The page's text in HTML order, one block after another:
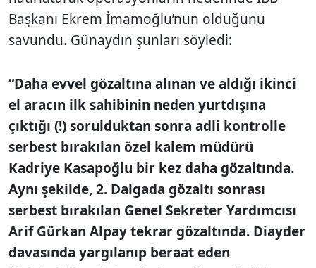
Başkanı Ekrem İmamoğlu’nun olduğunu
savundu. Günaydın şunları söyledi:
“Daha evvel gözaltına alınan ve aldığı ikinci
el aracın ilk sahibinin neden yurtdışına
çıktığı (!) sorulduktan sonra adli kontrolle
serbest bırakılan özel kalem müdürü
Kadriye Kasapoğlu bir kez daha gözaltında.
Aynı şekilde, 2. Dalgada gözaltı sonrası
serbest bırakılan Genel Sekreter Yardımcısı
Arif Gürkan Alpay tekrar gözaltında. Diayder
davasında yargılanıp beraat eden